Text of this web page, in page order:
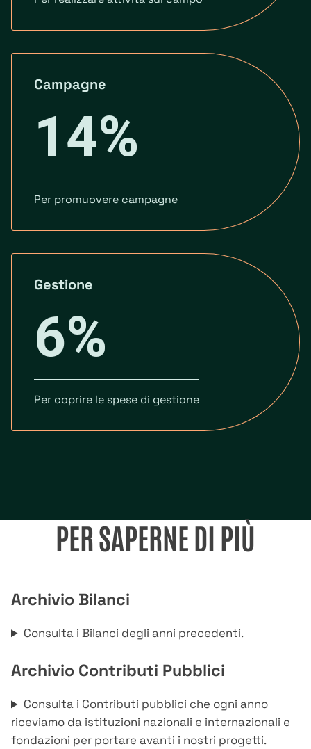
Campagne
14%
Per promuovere campagne
Gestione
6%
Per coprire le spese di gestione
PER SAPERNE DI PIÙ
Archivio Bilanci
Consulta i Bilanci degli anni precedenti.
Archivio Contributi Pubblici
Consulta i Contributi pubblici che ogni anno
riceviamo da istituzioni nazionali e internazionali e
fondazioni per portare avanti i nostri progetti.